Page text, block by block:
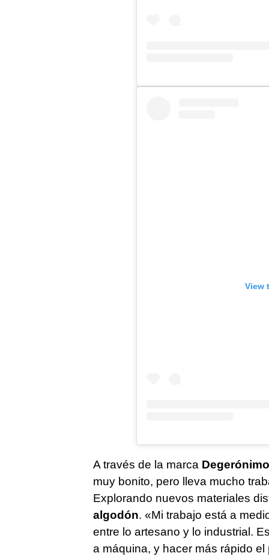
View
A través de la marca Degerónimo
muy bonito, pero lleva mucho
Explorando nuevos materiales
algodón. «Mi trabajo está a
entre lo artesano y lo industrial.
a máquina, y hacer más rápido